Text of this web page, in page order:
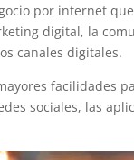
por internet
digital, la
canales digitales.
facilidades
sociales, las